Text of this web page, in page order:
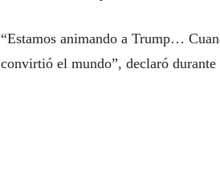
“Estamos animando a Trump…
convirtió el mundo”, declaró durante